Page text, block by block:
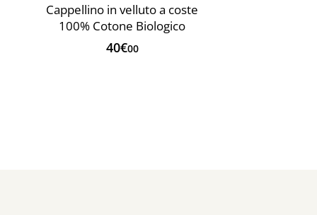
Cappellino in velluto a coste
100% Cotone Biologico
40€00